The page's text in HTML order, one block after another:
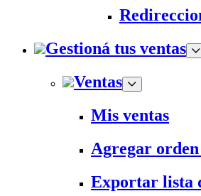
Gestioná tus ventas
Ventas
Mis ventas
Agregar
Exportar lista